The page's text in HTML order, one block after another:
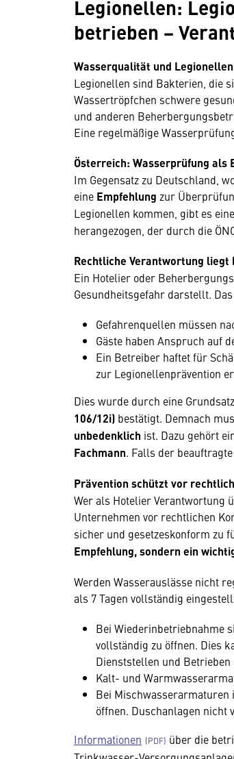
Legionellen:
betrieben −
Wasserqualität und
Legionellen sind Bakterien, die
Wassertröpfchen schwere
und anderen
Eine regelmäßige
Österreich: Wasserprüfung als
Im Gegensatz zu Deutschland,
eine Empfehlung zur
Legionellen kommen, gibt es
herangezogen, der durch die
Rechtliche Verantwortung
Ein Hotelier oder
Gesundheitsgefahr darstellt.
Gefahrenquellen müssen
Gäste haben Anspruch auf
Ein Betreiber haftet für
zur Legionellenprävention
Dies wurde durch eine
106/12i) bestätigt. Demnach
unbedenklich ist. Dazu gehört
Fachmann. Falls der
Prävention schützt vor
Wer als Hotelier Verantwortung
Unternehmen vor rechtlichen
sicher und gesetzeskonform zu
Empfehlung, sondern ein
Werden Wasserauslässe nicht
als 7 Tagen vollständig
Bei Wiederinbetriebnahme
vollständig zu öffnen. Dies
Dienststellen und Betrieben
Kalt- und
Bei
öffnen. Duschanlagen nicht
Informationen
über die